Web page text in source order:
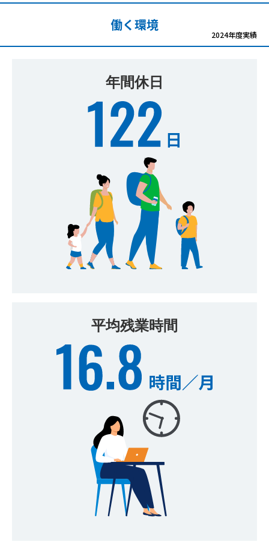
働く環境
2024年度実績
年間休日
平均残業時間